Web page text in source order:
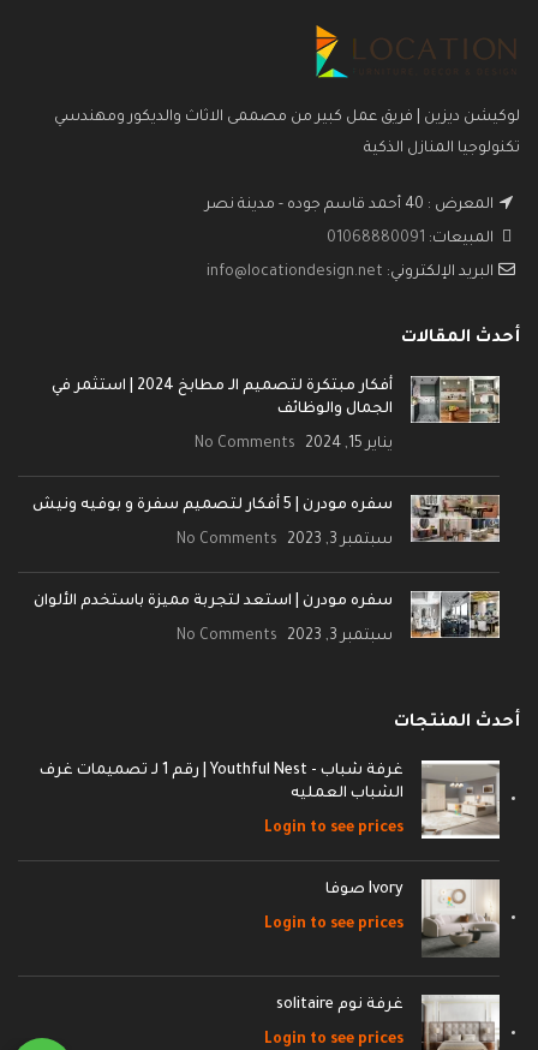
لوكيشن ديزين | فريق عمل كبير من مصممى الاثاث والديكور ومهندسي
تكنولوجيا المنازل الذكية
المعرض : 40 أحمد قاسم جوده - مدينة نصر
المبيعات: 01068880091
البريد الإلكتروني: info@locationdesign.net
أحدث المقالات
أفكار مبتكرة لتصميم الـ مطابخ 2024 | استثمر في
الجمال والوظائف
يناير 15, 2024 No Comments
سفره مودرن | 5 أفكار لتصميم سفرة و بوفيه ونيش
سبتمبر 3, 2023 No Comments
سفره مودرن | استعد لتجربة مميزة باستخدم الألوان
سبتمبر 3, 2023 No Comments
أحدث المنتجات
غرفة شباب - Youthful Nest | رقم 1 لـ تصميمات غرف
الشباب العمليه
Login to see prices
Ivory صوفا
Login to see prices
غرفة نوم solitaire
Login to see prices